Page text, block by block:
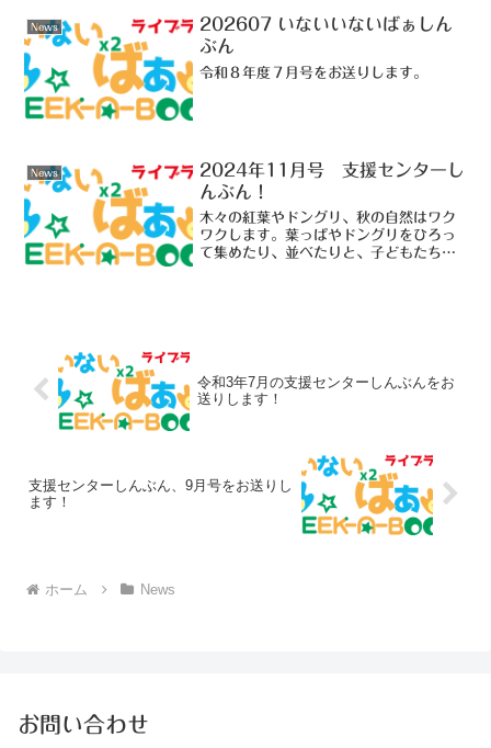
News
202607 いないいないばぁしん
ぶん
令和８年度７月号をお送りします。
News
2024年11月号 支援センターし
んぶん！
木々の紅葉やドングリ、秋の自然はワク
ワクします。葉っぱやドングリをひろっ
て集めたり、並べたりと、子どもたちの
令和3年7月の支援センターしんぶんをお
送りします！
支援センターしんぶん、9月号をお送りし
ます！
ホーム News
お問い合わせ